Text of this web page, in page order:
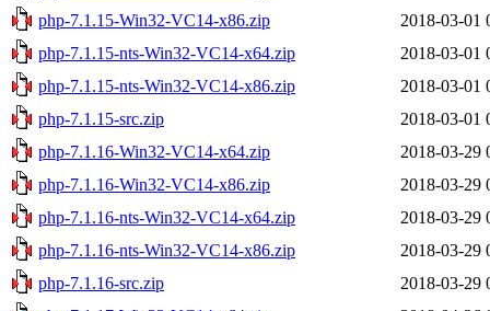
php-7.1.15-Win32-VC14-x86.zip
2018-03-01
php-7.1.15-nts-Win32-VC14-x64.zip
2018-03-01
php-7.1.15-nts-Win32-VC14-x86.zip
2018-03-01
php-7.1.15-src.zip
2018-03-01
php-7.1.16-Win32-VC14-x64.zip
2018-03-29
php-7.1.16-Win32-VC14-x86.zip
2018-03-29
php-7.1.16-nts-Win32-VC14-x64.zip
2018-03-29
php-7.1.16-nts-Win32-VC14-x86.zip
2018-03-29
php-7.1.16-src.zip
2018-03-29